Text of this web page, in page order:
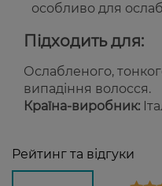
особливо для
Підходить для:
Ослабленого,
випадіння волосся.
Країна-виробник:
Рейтинг та відгуки